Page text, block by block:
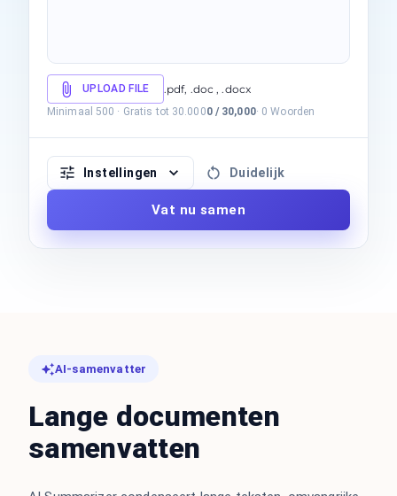
UPLOAD FILE .pdf, .doc , .docx
Minimaal 500 · Gratis tot 30.0000/ 30,000· 0 Woorden
Instellingen Duidelijk
Vat nu samen
AI-samenvatter
Lange documenten
samenvatten